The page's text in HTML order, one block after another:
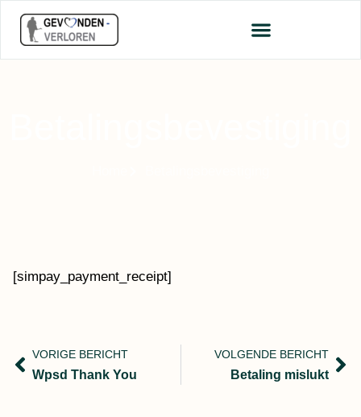
[simpay_payment_receipt]
VORIGE BERICHT
Wpsd Thank You
VOLGENDE BERICHT
Betaling mislukt